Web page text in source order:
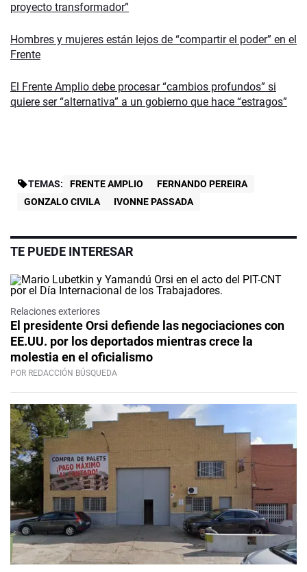
proyecto transformador”
Hombres y mujeres están lejos de “compartir el poder” en el
Frente
El Frente Amplio debe procesar “cambios profundos” si
quiere ser “alternativa” a un gobierno que hace “estragos”
TEMAS: FRENTE AMPLIO
FERNANDO PEREIRA
GONZALO CIVILA
IVONNE PASSADA
TE PUEDE INTERESAR
Relaciones exteriores
El presidente Orsi defiende las negociaciones con
EE.UU. por los deportados mientras crece la
molestia en el oficialismo
POR REDACCIÓN BÚSQUEDA